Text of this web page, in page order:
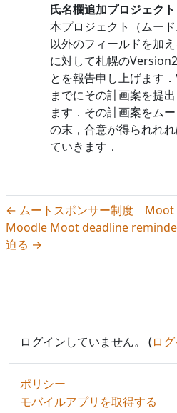
氏名欄追加プロジェクト
本プロジェクト（ムー
以外のフィールドを加
に対して札幌の
とを報告申し上げます
までにその計画案を提
ます．その計画案をム
の末，合意が得られれ
ていきます．
← ムートスポンサー制度 Moot
Moodle Moot deadline
迫る →
ログインしていません。 (ロ
ポリシー
モバイルアプリを取得する